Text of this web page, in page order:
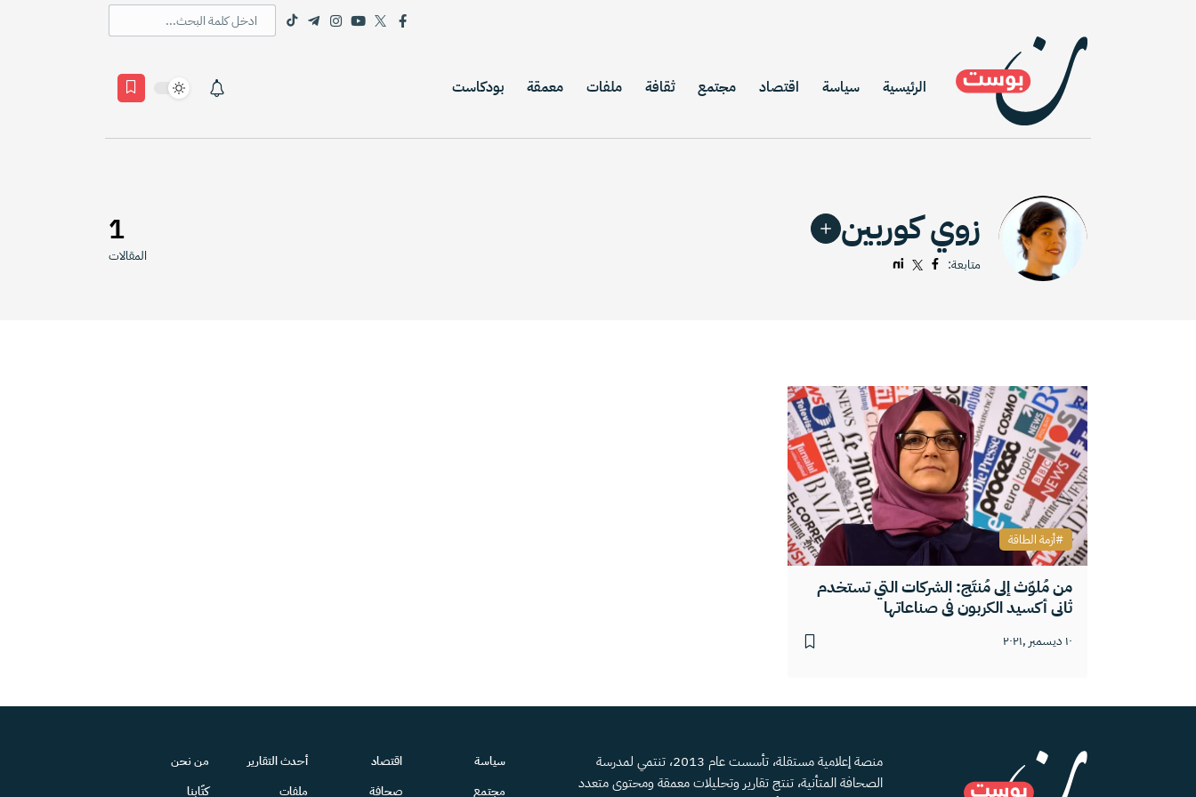
الرئيسية سياسة اقتصاد مجتمع ثقافة ملفات معمقة بودكاست
زوي كوربين
متابعة:
1
المقالات
من مُلوّث إلى مُنتَج: الشركات التي تستخدم
ثاني أكسيد الكربون في صناعاتها
١٠ ديسمبر ,٢٠٢١
أزمة الطاقة
منصة إعلامية مستقلة، تأسست عام 2013، تنتمي لمدرسة
الصحافة المتأنية، تنتج تقارير وتحليلات معمقة ومحتوى متعدد
سياسة
مجتمع
اقتصاد
صحافة
أحدث التقارير
ملفات
من نحن
كتّابنا